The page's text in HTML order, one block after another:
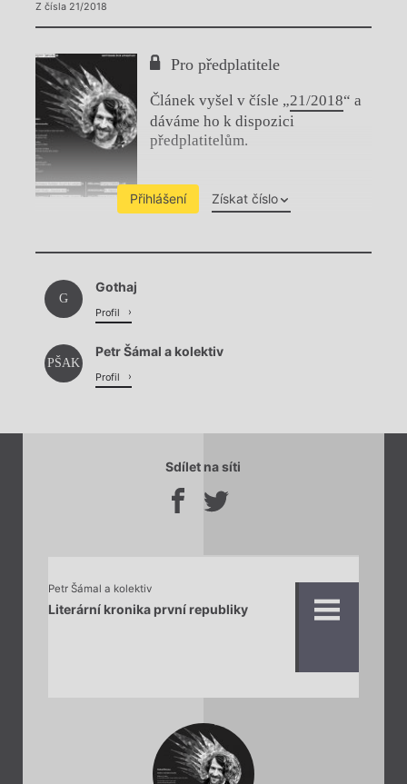
Z čísla 21/2018
Pro předplatitele
Článek vyšel v čísle „21/2018“ a
dáváme ho k dispozici
předplatitelům.
Přihlášení Získat číslo
Chviličku.
G
Gothaj
Profil
PŠAK
Petr Šámal a kolektiv
Profil
Sdílet na síti
Petr Šámal a kolektiv
Literární kronika první republiky